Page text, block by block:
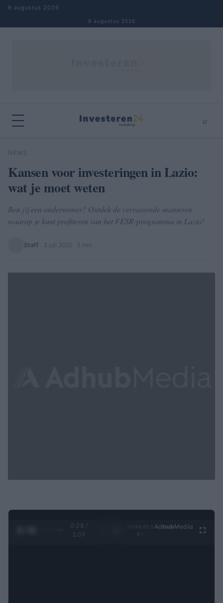
Naar inhoud springen
8 augustus 2026
8 augustus 2026
⌕
Zoeken
NEWS
Kansen voor investeringen in Lazio:
wat je moet weten
Ben jij een ondernemer? Ontdek de verrassende manieren
waarop je kunt profiteren van het FESR-programma in Lazio!
Staff 3 juli 2025 · 3 min
0:29 /
3:09
Ad hubMedia